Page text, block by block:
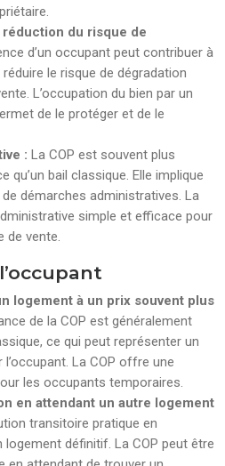
du risque de
d’un occupant peut contribuer à
le risque de dégradation
L’occupation du bien par un
de le protéger et de le
: La COP est souvent plus
qu’un bail classique. Elle implique
démarches administratives. La
simple et efficace pour
de vente.
logement à un prix souvent plus
de la COP est généralement
ce qui peut représenter un
La COP offre une
les occupants temporaires.
en attendant un autre logement
transitoire pratique en
définitif. La COP peut être